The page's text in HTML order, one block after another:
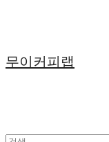
무이커피랩